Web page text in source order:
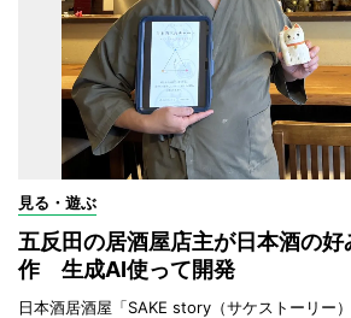
見る・遊ぶ
五反田の居酒屋店主が日本酒の好
作 生成AI使って開発
日本酒居酒屋「SAKE story（サケストーリー